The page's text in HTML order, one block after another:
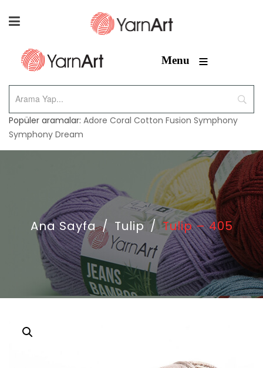
Menu ≡
Popüler aramalar: Adore Coral Cotton Fusion Symphony
Symphony Dream
Ana Sayfa / Tulip / Tulip – 405